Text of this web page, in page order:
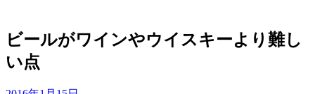
ビールがワインやウイスキーより難し
い点